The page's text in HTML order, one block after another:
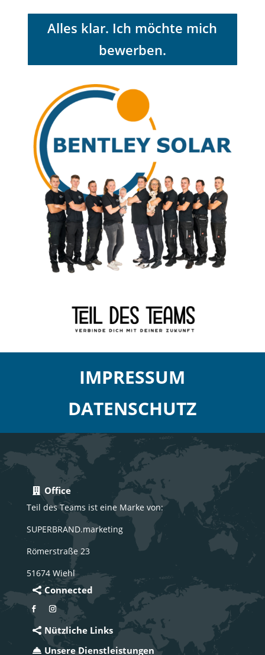
Alles klar. Ich möchte mich
bewerben.
IMPRESSUM
DATENSCHUTZ
Office
Teil des Teams ist eine Marke von:
SUPERBRAND.marketing
Römerstraße 23
51674 Wiehl
Connected
Nützliche Links
Unsere Dienstleistungen